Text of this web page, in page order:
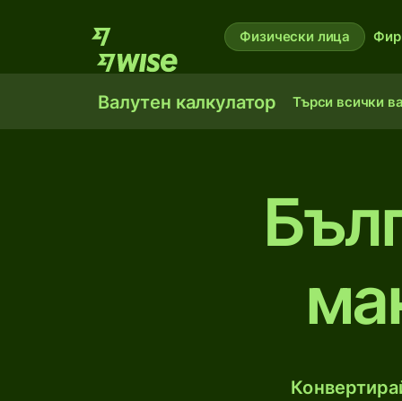
Физически лица
Валутен калкулатор Търси всички